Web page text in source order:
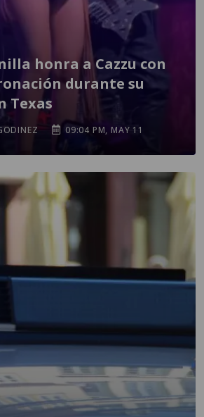
honra a Cazzu con
durante su
Texas
09:04 PM, MAY 11